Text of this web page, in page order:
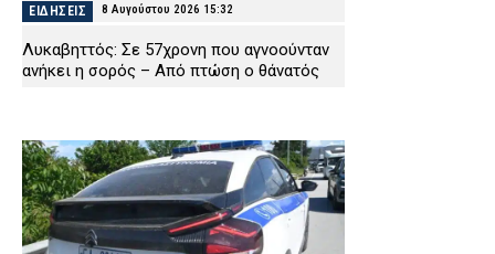
ΕΙΔΗΣΕΙΣ 8 Αυγούστου 2026 15:32
Λυκαβηττός: Σε 57χρονη που αγνοούνταν
ανήκει η σορός – Από πτώση ο θάνατός
Συνελήφθησαν τρία άτομα για διακίνηση
ναρκωτικών στην Αττική και την
Πανεπιστημιούπολη Ζωγράφου – Θα
έβγαζαν πάνω από 90.000 ευρώ (βίντεο)
ΑΣΤΥΝΟΜΙΑ 8 Αυγούστου 2026 15:06